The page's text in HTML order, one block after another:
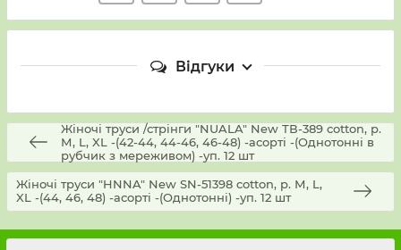
Відгуки
Жіночі труси /стрінги "NUALA" New ТВ-389 cotton, р.
М, L, XL -(42-44, 44-46, 46-48) -асорті -(Однотонні в
рубчик з мереживом) -уп. 12 шт
Жіночі труси "HNNA" New SN-51398 cotton, р. М, L,
XL -(44, 46, 48) -асорті -(Однотонні) -уп. 12 шт